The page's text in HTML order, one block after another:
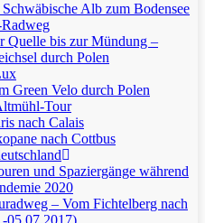
Alb zum Bodensee
Quelle bis zur Mündung –
durch Polen
Green Velo durch Polen
Tour
nach Calais
nach Cottbus
und Spaziergänge während
2020
– Vom Fichtelberg nach
05.07.2017)